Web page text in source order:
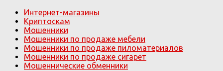
Интернет-магазины
Криптоскам
Мошенники
Мошенники по продаже мебели
Мошенники по продаже пиломатериалов
Мошенники по продаже сигарет
Мошеннические обменники